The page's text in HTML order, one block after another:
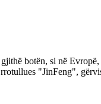
botën, si në
"JinFeng",